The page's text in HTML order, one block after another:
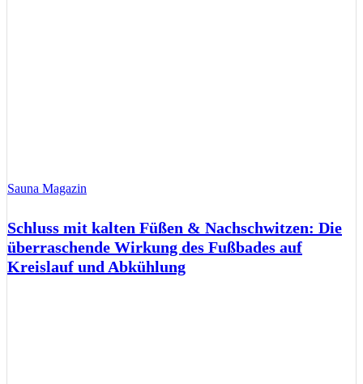
Sauna Magazin
Schluss mit kalten Füßen & Nachschwitzen: Die
überraschende Wirkung des Fußbades auf
Kreislauf und Abkühlung